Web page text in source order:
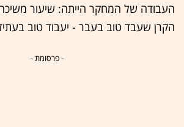
העבודה של המחקר הייתה: שיעור
הקרן שעבד טוב בעבר - יעבוד טוב
- פרסומת -